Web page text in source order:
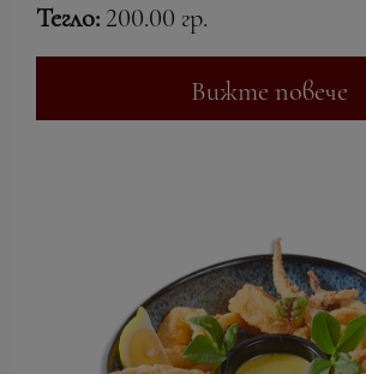
Тегло: 200.00 гр.
Вижте повече